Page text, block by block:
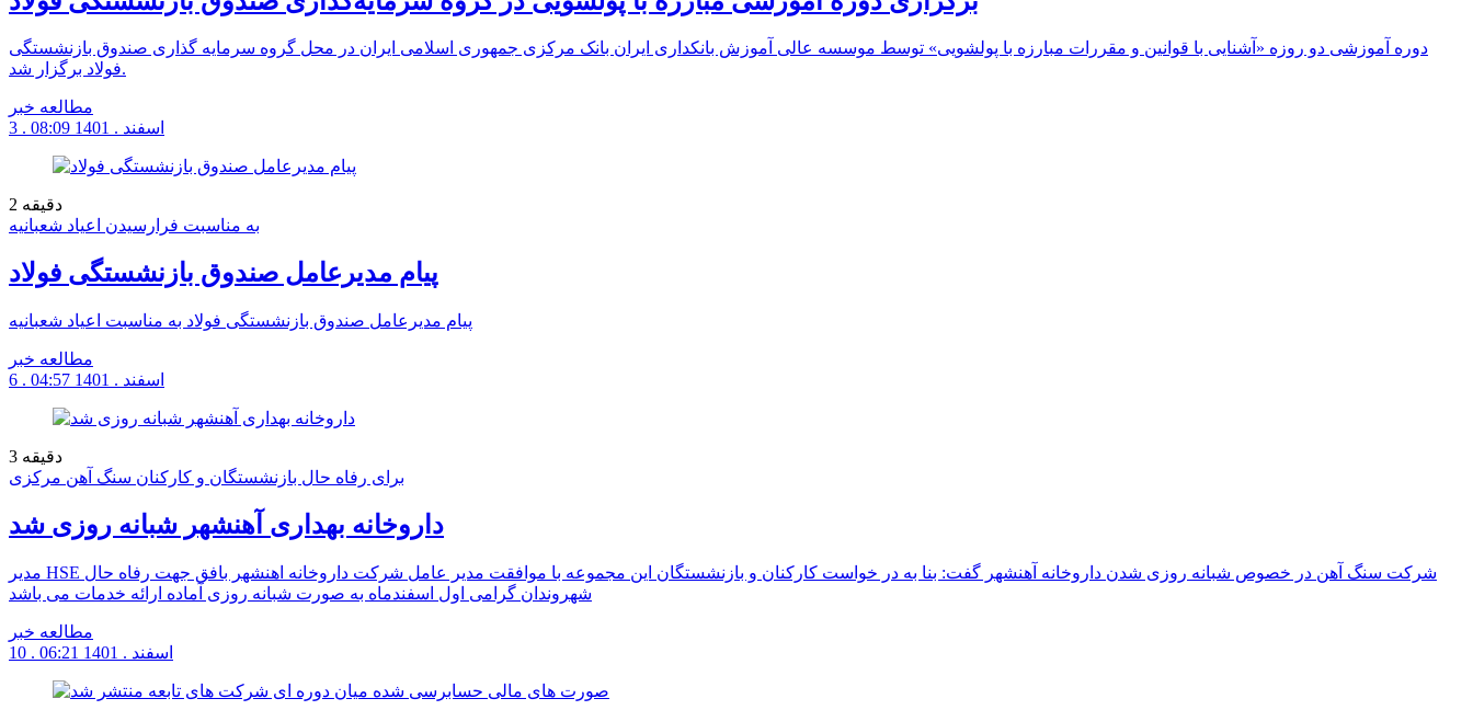
دوره آموزشی دو روزه «آشنایی با قوانین و مقررات مبارزه با پولشویی» توسط موسسه عالی آموزش بانکداری ایران بانک مرکزی جمهوری اسلامی ایران در محل گروه سرمایه گذاری صندوق بازنشستگی
فولاد برگزار شد.
مطالعه خبر
3 . اسفند . 1401
08:09
2 دقیقه
به مناسبت فرارسیدن اعیاد شعبانیه
پیام مدیرعامل صندوق بازنشستگی فولاد
پیام مدیرعامل صندوق بازنشستگی فولاد به مناسبت اعیاد شعبانیه
مطالعه خبر
6 . اسفند . 1401
04:57
3 دقیقه
برای رفاه حال بازنشستگان و کارکنان سنگ آهن مرکزی
داروخانه بهداری آهنشهر شبانه روزی شد
مدیر HSE شرکت سنگ آهن در خصوص شبانه روزی شدن داروخانه آهنشهر گفت: بنا به در خواست کارکنان و بازنشستگان این مجموعه با موافقت مدیر عامل شرکت داروخانه اهنشهر بافق جهت رفاه حال
شهروندان گرامی اول اسفندماه به صورت شبانه روزی آماده ارائه خدمات می باشد
مطالعه خبر
10 . اسفند . 1401
06:21